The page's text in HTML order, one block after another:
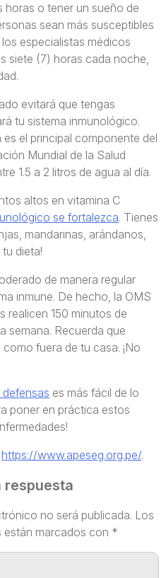
o tener un sueño de
sean más susceptibles
especialistas médicos
siete (7) horas cada noche,
evitará que tengas
tu sistema inmunológico.
el principal componente del
Mundial de la Salud
1.5 a 2 litros de agua al día.
altos en vitamina C
se fortalezca. Tienes
mandarinas, arándanos,
dieta!
de manera regular
inmune. De hecho, la OMS
realicen 150 minutos de
semana. Recuerda que
fuera de tu casa. ¡No
es más fácil de lo
poner en práctica estos
https://www.apeseg.org.pe/.
respuesta
no será publicada. Los
marcados con *